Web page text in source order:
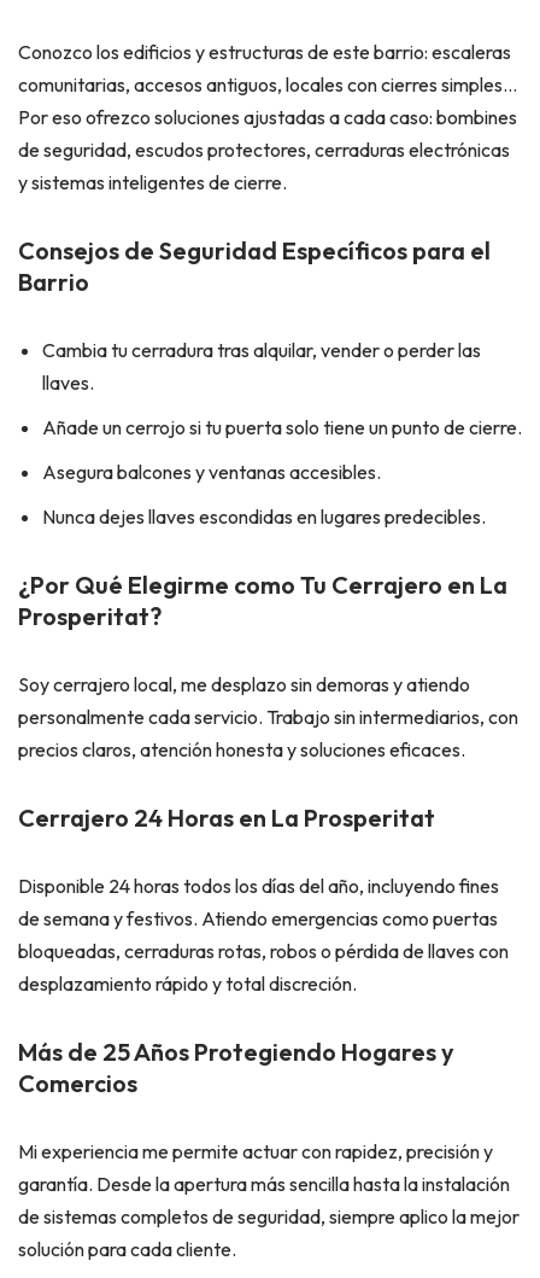
Conozco los edificios y estructuras de este barrio: escaleras
comunitarias, accesos antiguos, locales con cierres simples…
Por eso ofrezco soluciones ajustadas a cada caso: bombines
de seguridad, escudos protectores, cerraduras electrónicas
y sistemas inteligentes de cierre.
Consejos de Seguridad Específicos para el
Barrio
Cambia tu cerradura tras alquilar, vender o perder las
llaves.
Añade un cerrojo si tu puerta solo tiene un punto de cierre.
Asegura balcones y ventanas accesibles.
Nunca dejes llaves escondidas en lugares predecibles.
¿Por Qué Elegirme como Tu Cerrajero en La
Prosperitat?
Soy cerrajero local, me desplazo sin demoras y atiendo
personalmente cada servicio. Trabajo sin intermediarios, con
precios claros, atención honesta y soluciones eficaces.
Cerrajero 24 Horas en La Prosperitat
Disponible 24 horas todos los días del año, incluyendo fines
de semana y festivos. Atiendo emergencias como puertas
bloqueadas, cerraduras rotas, robos o pérdida de llaves con
desplazamiento rápido y total discreción.
Más de 25 Años Protegiendo Hogares y
Comercios
Mi experiencia me permite actuar con rapidez, precisión y
garantía. Desde la apertura más sencilla hasta la instalación
de sistemas completos de seguridad, siempre aplico la mejor
solución para cada cliente.